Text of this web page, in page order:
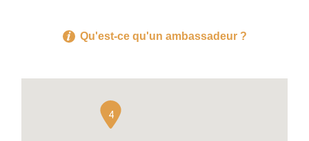
Qu'est-ce qu'un ambassadeur ?
4